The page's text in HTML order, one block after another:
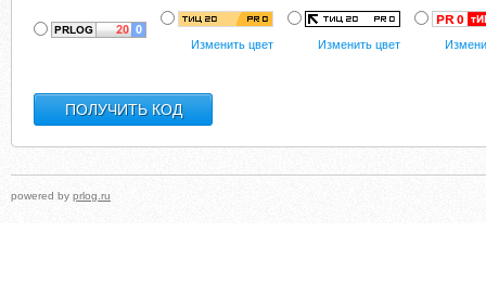
Изменить цвет Изменить цвет
powered by prlog.ru